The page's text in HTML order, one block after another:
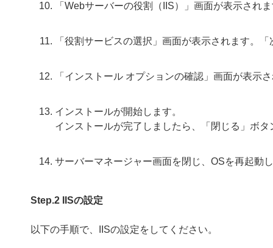
「Webサーバーの役割（IIS）」画面が表示され
「役割サービスの選択」画面が表示されます。
「インストール オプションの確認」画面が表示
インストールが開始します。
インストールが完了しましたら、「閉じる」ボ
サーバーマネージャー画面を閉じ、OSを再起動
Step.2 IISの設定
以下の手順で、IISの設定をしてください。